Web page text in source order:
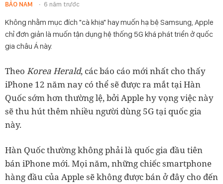
BẢO NAM 6 năm trước
Không nhằm mục đích "cà khịa" hay muốn hạ bệ Samsung, Apple
chỉ đơn giản là muốn tận dụng hệ thống 5G khá phát triển ở quốc
gia châu Á này.
Theo Korea Herald, các báo cáo mới nhất cho thấy
iPhone 12 năm nay có thể sẽ được ra mắt tại Hàn
Quốc sớm hơn thường lệ, bởi Apple hy vọng việc này
sẽ thu hút thêm nhiều người dùng 5G tại quốc gia
này.
Hàn Quốc thường không phải là quốc gia đầu tiên
bán iPhone mới. Mọi năm, những chiếc smartphone
hàng đầu của Apple sẽ không được bán ở đây cho đến